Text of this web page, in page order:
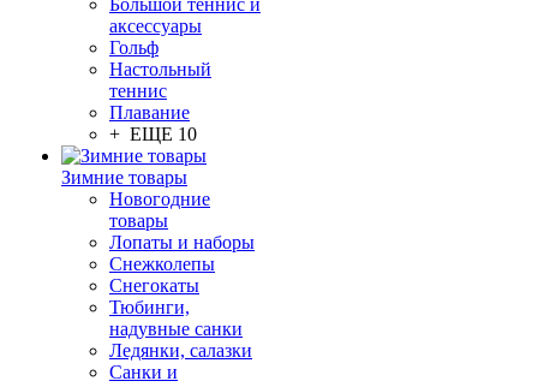
Большой теннис и
аксессуары
Гольф
Настольный
теннис
Плавание
+ ЕЩЕ 10
Зимние товары
Новогодние
товары
Лопаты и наборы
Снежколепы
Снегокаты
Тюбинги,
надувные санки
Ледянки, салазки
Санки и